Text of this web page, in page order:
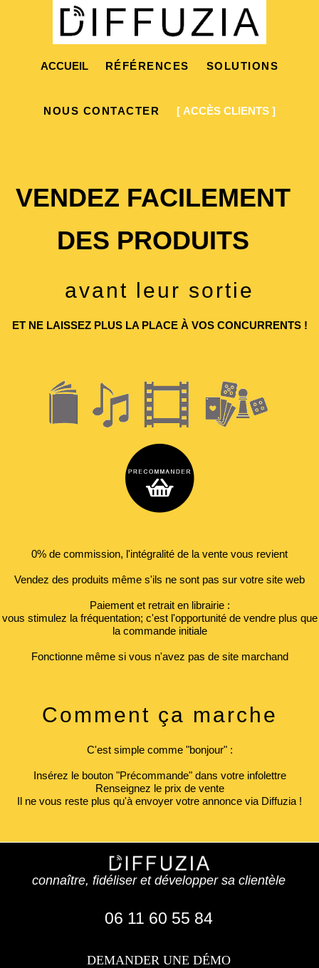
ACCUEIL RÉFÉRENCES SOLUTIONS
NOUS CONTACTER [ ACCÈS CLIENTS ]
VENDEZ FACILEMENT
DES PRODUITS
avant leur sortie
ET NE LAISSEZ PLUS LA PLACE À VOS CONCURRENTS !
0% de commission, l'intégralité de la vente vous revient
Vendez des produits même s'ils ne sont pas sur votre site web
Paiement et retrait en librairie :
vous stimulez la fréquentation; c'est l'opportunité de vendre plus que
la commande initiale
Fonctionne même si vous n'avez pas de site marchand
Comment ça marche
C'est simple comme "bonjour" :
Insérez le bouton "Précommande" dans votre infolettre
Renseignez le prix de vente
Il ne vous reste plus qu'à envoyer votre annonce via Diffuzia !
connaître, fidéliser et développer sa clientèle
06 11 60 55 84
DEMANDER UNE DÉMO